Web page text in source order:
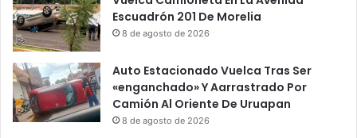
Escuadrón 201 De Morelia
8 de agosto de 2026
Auto Estacionado Vuelca Tras Ser
«enganchado» Y Aarrastrado Por
Camión Al Oriente De Uruapan
8 de agosto de 2026